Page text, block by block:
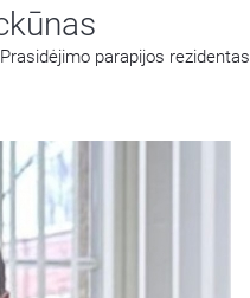
parapijos rezidentas